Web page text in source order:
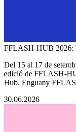
FFLASH-HUB 2026:
Del 15 al 17 de
edició de FFLASH-
Hub. Enguany
30.06.2026